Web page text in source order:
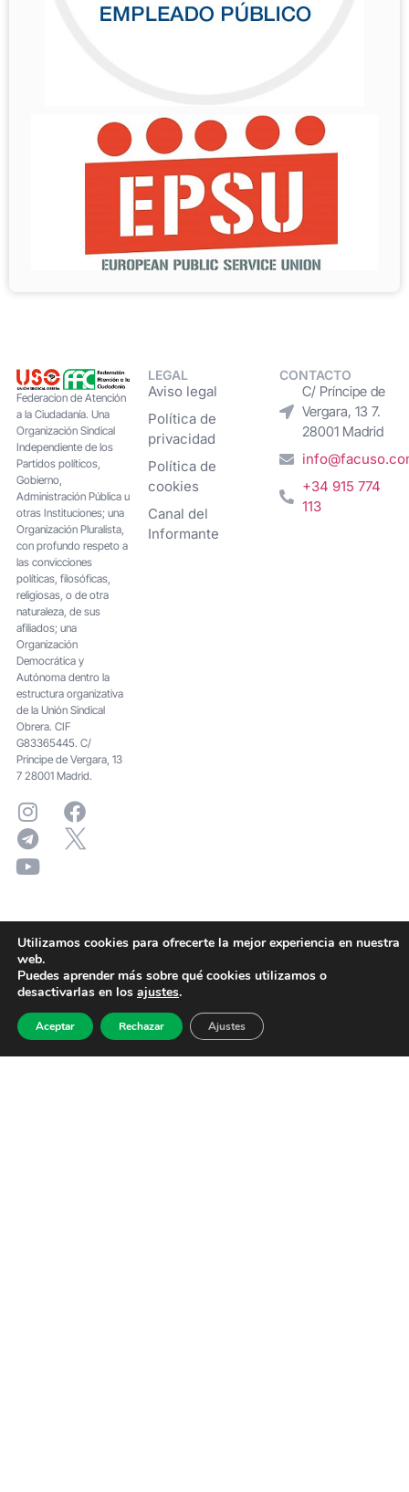
Federacion de Atención
a la Ciudadanía. Una
Organización Sindical
Independiente de los
Partidos políticos,
Gobierno,
Administración Pública u
otras Instituciones; una
Organización Pluralista,
con profundo respeto a
las convicciones
políticas, filosóficas,
religiosas, o de otra
naturaleza, de sus
afiliados; una
Organización
Democrática y
Autónoma dentro la
estructura organizativa
de la Unión Sindical
Obrera. CIF
G83365445. C/
Principe de Vergara, 13
7 28001 Madrid.
LEGAL
Aviso legal
Política de
privacidad
Política de
cookies
Canal del
Informante
CONTACTO
C/ Príncipe de
Vergara, 13 7.
28001 Madrid
+34 915 774
113
Utilizamos cookies para ofrecerte la mejor experiencia en nuestra
web.
Puedes aprender más sobre qué cookies utilizamos o
desactivarlas en los ajustes.
Aceptar Rechazar Ajustes